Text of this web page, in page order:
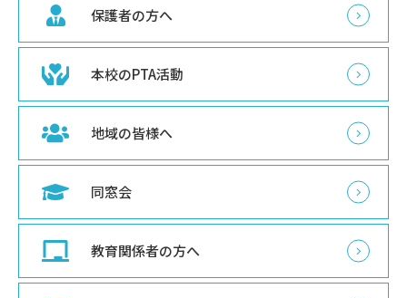
保護者の方へ
本校のPTA活動
地域の皆様へ
同窓会
教育関係者の方へ